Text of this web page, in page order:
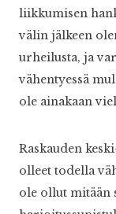
liikkumisen
välin jälkeen
urheilusta, ja
vähentyessä
ole ainakaan
Raskauden
olleet todella
ole ollut mitään